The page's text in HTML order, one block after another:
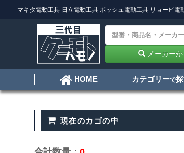
マキタ電動工具 日立電動工具 ボッシュ電動工具 リョービ電
メーカーか
HOME カテゴリーで
現在のカゴの中